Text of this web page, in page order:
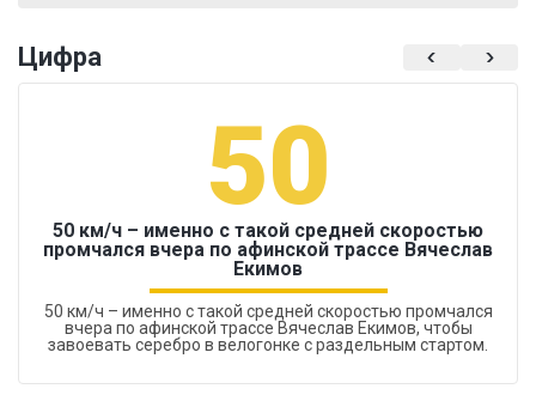
Цифра
50
50 км/ч – именно с такой средней скоростью
промчался вчера по афинской трассе Вячеслав
Екимов
50 км/ч – именно с такой средней скоростью промчался
вчера по афинской трассе Вячеслав Екимов, чтобы
завоевать серебро в велогонке с раздельным стартом.